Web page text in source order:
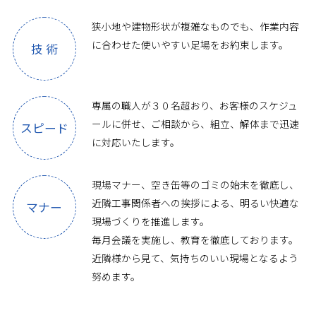
技 術
狭小地や建物形状が複雑なものでも、作業内容
に合わせた使いやすい足場をお約束します。
スピード
専属の職人が３０名超おり、お客様のスケジュ
ールに併せ、ご相談から、組立、解体まで迅速
に対応いたします。
マナー
現場マナー、空き缶等のゴミの始末を徹底し、
近隣工事関係者への挨拶による、明るい快適な
現場づくりを推進します。
毎月会議を実施し、教育を徹底しております。
近隣様から見て、気持ちのいい現場となるよう
努めます。